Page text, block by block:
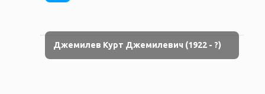
Джемилев Курт Джемилевич (1922 - ?)